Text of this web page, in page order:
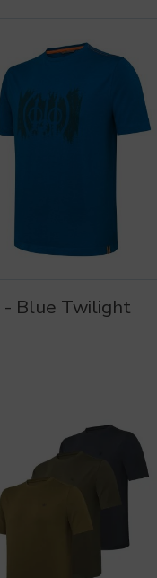
Blue Twilight